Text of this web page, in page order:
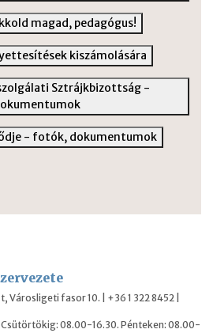
magad, pedagógus!
kiszámolására
Sztrájkbizottság -
- fotók, dokumentumok
Városligeti fasor 10. | +36 1 322 8452 |
08.00-16.30. Pénteken: 08.00-